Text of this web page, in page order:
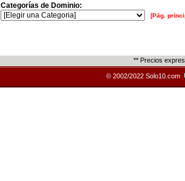
Categorías de Dominio:
[Pág.
** Precios
© 2002/2022 Solo10.com